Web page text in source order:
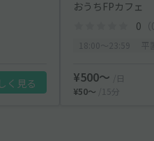
く見る
おうちFPカフェ
0
¥500〜
/日
¥50〜
/15分